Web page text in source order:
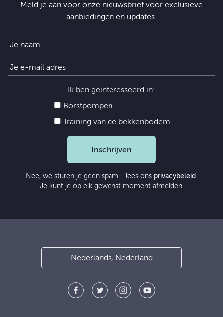
Meld je aan voor onze nieuwsbrief voor exclusieve
aanbiedingen en updates.
Ik ben geïnteresseerd in:
Borstpompen
Training van de bekkenbodem
Inschrijven
Nee, we sturen je geen spam - lees ons privacybeleid .
Je kunt je op elk gewenst moment afmelden.
Nederlands, Nederland